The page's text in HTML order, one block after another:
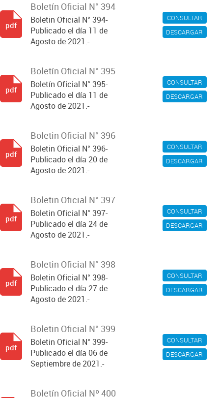
CONSULTAR
DESCARGAR
Boletín Oficial N° 394
Boletin Oficial N° 394-
Publicado el día 11 de
Agosto de 2021.-
pdf
CONSULTAR
DESCARGAR
Boletín Oficial N° 395
Boletín Oficial N° 395-
Publicado el día 11 de
Agosto de 2021.-
pdf
CONSULTAR
DESCARGAR
Boletin Oficial N° 396
Boletin Oficial N° 396-
Publicado el día 20 de
Agosto de 2021.-
pdf
CONSULTAR
DESCARGAR
Boletin Oficial N° 397
Boletin Oficial N° 397-
Publicado el día 24 de
Agosto de 2021.-
pdf
CONSULTAR
DESCARGAR
Boletin Oficial N° 398
Boletin Oficial N° 398-
Publicado el día 27 de
Agosto de 2021.-
pdf
CONSULTAR
DESCARGAR
Boletin Oficial N° 399
Boletin Oficial N° 399-
Publicado el día 06 de
Septiembre de 2021.-
pdf
Boletín Oficial Nº 400